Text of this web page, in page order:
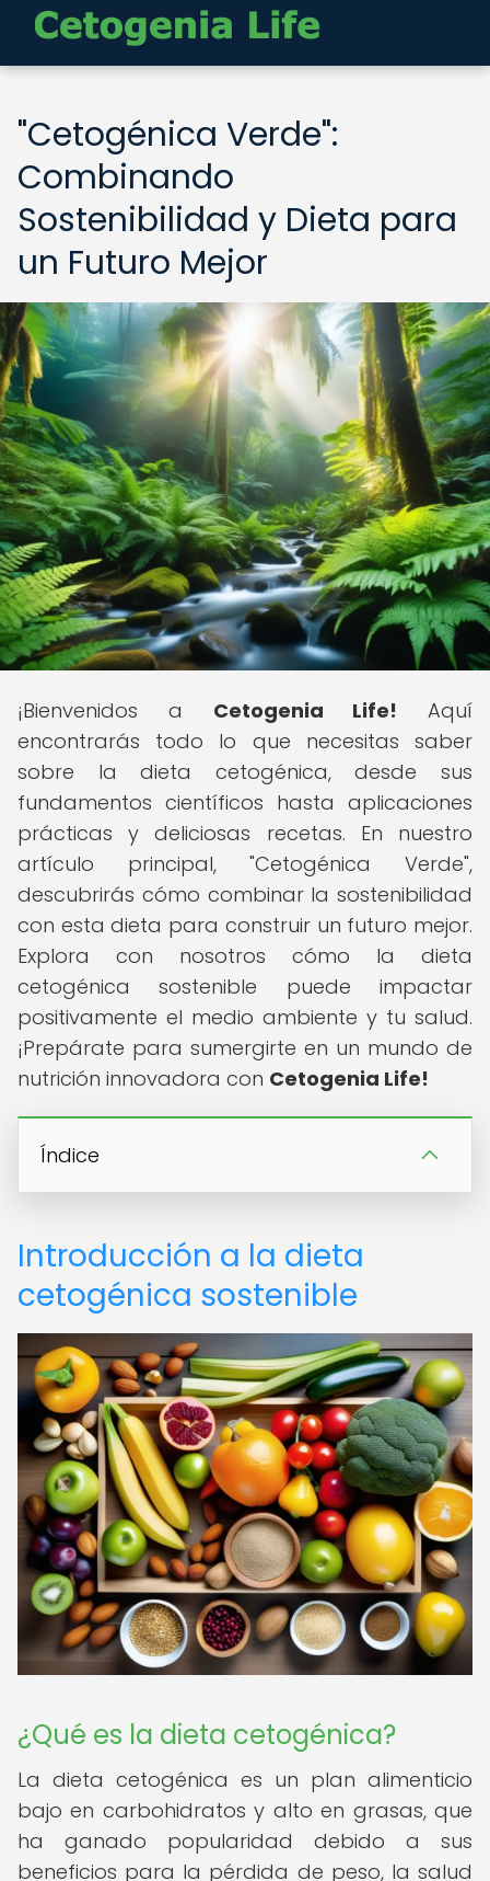
"Cetogénica Verde":
Combinando
Sostenibilidad y Dieta para
un Futuro Mejor
¡Bienvenidos a Cetogenia Life! Aquí
encontrarás todo lo que necesitas saber
sobre la dieta cetogénica, desde sus
fundamentos científicos hasta aplicaciones
prácticas y deliciosas recetas. En nuestro
artículo principal, "Cetogénica Verde",
descubrirás cómo combinar la sostenibilidad
con esta dieta para construir un futuro mejor.
Explora con nosotros cómo la dieta
cetogénica sostenible puede impactar
positivamente el medio ambiente y tu salud.
¡Prepárate para sumergirte en un mundo de
nutrición innovadora con Cetogenia Life!
Índice
Introducción a la dieta
cetogénica sostenible
¿Qué es la dieta cetogénica?
La dieta cetogénica es un plan alimenticio
bajo en carbohidratos y alto en grasas, que
ha ganado popularidad debido a sus
beneficios para la pérdida de peso, la salud